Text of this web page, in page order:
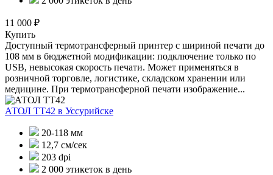
11 000 ₽
Купить
Доступный термотрансферный принтер с шириной печати до
108 мм в бюджетной модификации: подключение только по
USB, невысокая скорость печати. Может применяться в
розничной торговле, логистике, складском хранении или
медицине. При термотрансферной печати изображение...
АТОЛ ТТ42 в Уссурийске
20-118 мм
12,7 см/сек
203 dpi
2 000 этикеток в день